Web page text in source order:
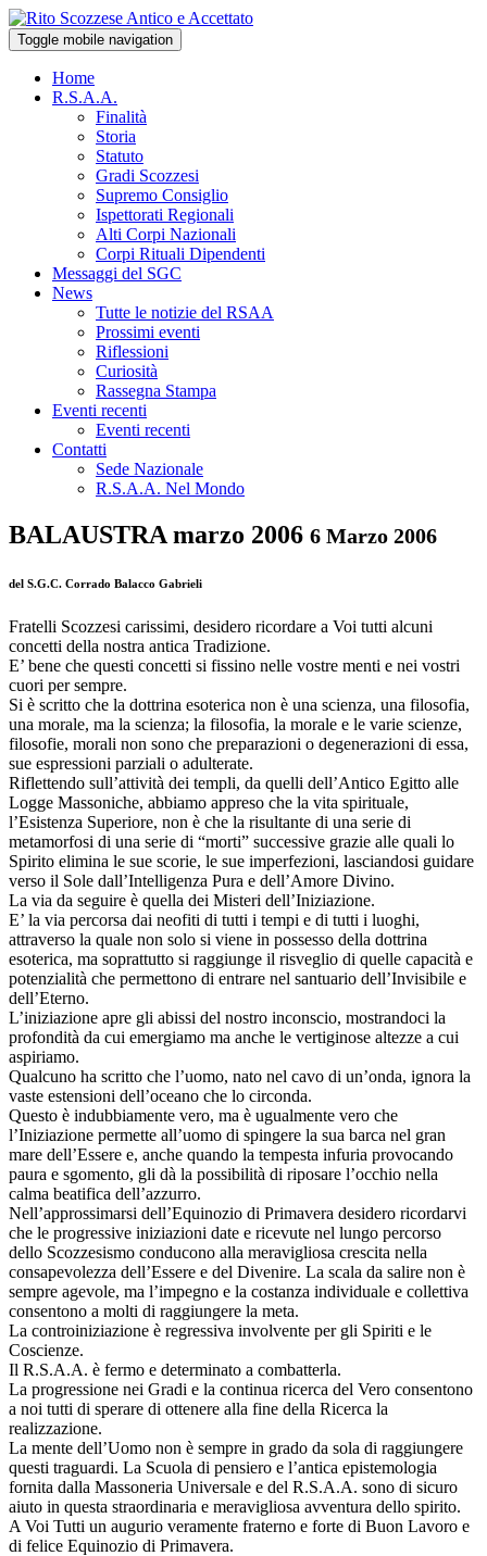
Toggle mobile navigation
Home
R.S.A.A.
Finalità
Storia
Statuto
Gradi Scozzesi
Supremo Consiglio
Ispettorati Regionali
Alti Corpi Nazionali
Corpi Rituali Dipendenti
Messaggi del SGC
News
Tutte le notizie del RSAA
Prossimi eventi
Riflessioni
Curiosità
Rassegna Stampa
Eventi recenti
Eventi recenti
Contatti
Sede Nazionale
R.S.A.A. Nel Mondo
BALAUSTRA marzo 2006 6 Marzo 2006
del S.G.C. Corrado Balacco Gabrieli
Fratelli Scozzesi carissimi, desidero ricordare a Voi tutti alcuni
concetti della nostra antica Tradizione.
E’ bene che questi concetti si fissino nelle vostre menti e nei vostri
cuori per sempre.
Si è scritto che la dottrina esoterica non è una scienza, una filosofia,
una morale, ma la scienza; la filosofia, la morale e le varie scienze,
filosofie, morali non sono che preparazioni o degenerazioni di essa,
sue espressioni parziali o adulterate.
Riflettendo sull’attività dei templi, da quelli dell’Antico Egitto alle
Logge Massoniche, abbiamo appreso che la vita spirituale,
l’Esistenza Superiore, non è che la risultante di una serie di
metamorfosi di una serie di “morti” successive grazie alle quali lo
Spirito elimina le sue scorie, le sue imperfezioni, lasciandosi guidare
verso il Sole dall’Intelligenza Pura e dell’Amore Divino.
La via da seguire è quella dei Misteri dell’Iniziazione.
E’ la via percorsa dai neofiti di tutti i tempi e di tutti i luoghi,
attraverso la quale non solo si viene in possesso della dottrina
esoterica, ma soprattutto si raggiunge il risveglio di quelle capacità e
potenzialità che permettono di entrare nel santuario dell’Invisibile e
dell’Eterno.
L’iniziazione apre gli abissi del nostro inconscio, mostrandoci la
profondità da cui emergiamo ma anche le vertiginose altezze a cui
aspiriamo.
Qualcuno ha scritto che l’uomo, nato nel cavo di un’onda, ignora la
vaste estensioni dell’oceano che lo circonda.
Questo è indubbiamente vero, ma è ugualmente vero che
l’Iniziazione permette all’uomo di spingere la sua barca nel gran
mare dell’Essere e, anche quando la tempesta infuria provocando
paura e sgomento, gli dà la possibilità di riposare l’occhio nella
calma beatifica dell’azzurro.
Nell’approssimarsi dell’Equinozio di Primavera desidero ricordarvi
che le progressive iniziazioni date e ricevute nel lungo percorso
dello Scozzesismo conducono alla meravigliosa crescita nella
consapevolezza dell’Essere e del Divenire. La scala da salire non è
sempre agevole, ma l’impegno e la costanza individuale e collettiva
consentono a molti di raggiungere la meta.
La controiniziazione è regressiva involvente per gli Spiriti e le
Coscienze.
Il R.S.A.A. è fermo e determinato a combatterla.
La progressione nei Gradi e la continua ricerca del Vero consentono
a noi tutti di sperare di ottenere alla fine della Ricerca la
realizzazione.
La mente dell’Uomo non è sempre in grado da sola di raggiungere
questi traguardi. La Scuola di pensiero e l’antica epistemologia
fornita dalla Massoneria Universale e del R.S.A.A. sono di sicuro
aiuto in questa straordinaria e meravigliosa avventura dello spirito.
A Voi Tutti un augurio veramente fraterno e forte di Buon Lavoro e
di felice Equinozio di Primavera.